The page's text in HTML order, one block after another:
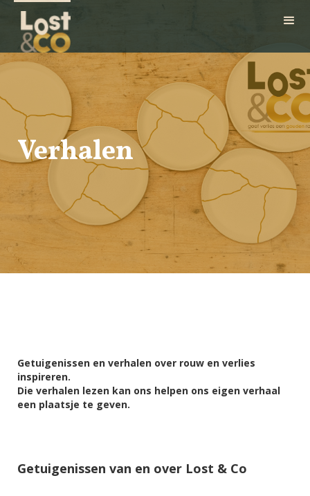
Verhalen
Getuigenissen en verhalen over rouw en verlies
inspireren.
Die verhalen lezen kan ons helpen ons eigen verhaal
een plaatsje te geven.
Getuigenissen van en over Lost & Co